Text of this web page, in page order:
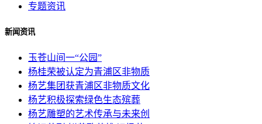
专题资讯
新闻资讯
玉苍山间一“公园”
杨桂荣被认定为青浦区非物质
杨艺集团获青浦区非物质文化
杨艺积极探索绿色生态殡葬
杨艺雕塑的艺术传承与未来创